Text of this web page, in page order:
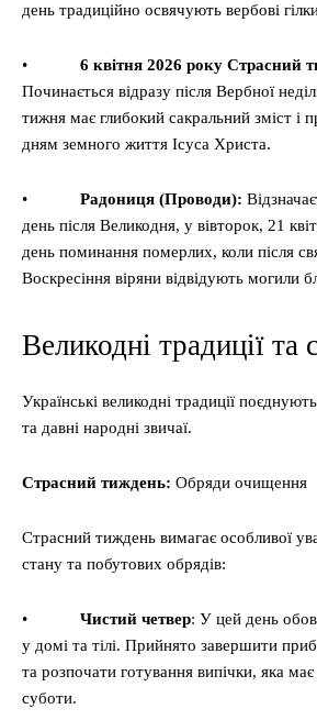
день традиційно освячують вербові
• 6 квітня 2026 року Страсний
Починається відразу після Вербної
тижня має глибокий сакральний зміст і
дням земного життя Ісуса Христа.
• Радониця (Проводи):
день після Великодня, у вівторок, 21
день поминання померлих, коли після
Воскресіння віряни відвідують могили
Великодні традиції та
Українські великодні традиції
та давні народні звичаї.
Страсний тиждень: Обряди очищення
Страсний тиждень вимагає особливої
стану та побутових обрядів:
• Чистий четвер: У цей день
у домі та тілі. Прийнято завершити
та розпочати готування випічки, яка
суботи.